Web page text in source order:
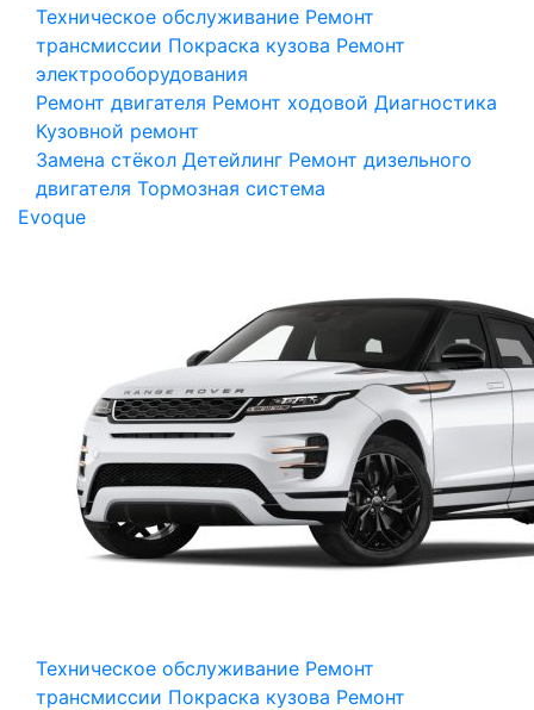
Техническое обслуживание Ремонт
трансмиссии Покраска кузова Ремонт
электрооборудования
Ремонт двигателя Ремонт ходовой Диагностика
Кузовной ремонт
Замена стёкол Детейлинг Ремонт дизельного
двигателя Тормозная система
Evoque
Техническое обслуживание Ремонт
трансмиссии Покраска кузова Ремонт